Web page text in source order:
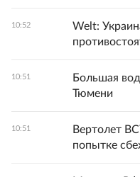
10:52
Welt:
10:51
Большая
Тюмени
10:51
Вертолет
попытке